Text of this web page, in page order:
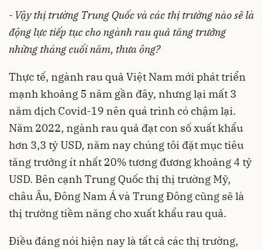
- Vậy thị trường Trung Quốc và các thị trường nào sẽ là
động lực tiếp tục cho ngành rau quả tăng trưởng
những tháng cuối năm, thưa ông?
Thực tế, ngành rau quả Việt Nam mới phát triển
mạnh khoảng 5 năm gần đây, nhưng lại mất 3
năm dịch Covid-19 nên quá trình có chậm lại.
Năm 2022, ngành rau quả đạt con số xuất khẩu
hơn 3,3 tỷ USD, năm nay chúng tôi đặt mục tiêu
tăng trưởng ít nhất 20% tương đương khoảng 4 tỷ
USD. Bên cạnh Trung Quốc thị thị trường Mỹ,
châu Âu, Đông Nam Á và Trung Đông cũng sẽ là
thị trường tiềm năng cho xuất khẩu rau quả.
Điều đáng nói hiện nay là tất cả các thị trường,